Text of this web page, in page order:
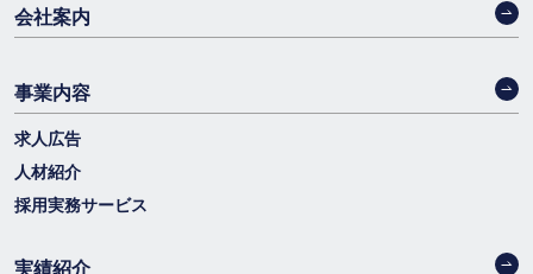
会社案内
事業内容
求人広告
人材紹介
採用実務サービス
実績紹介